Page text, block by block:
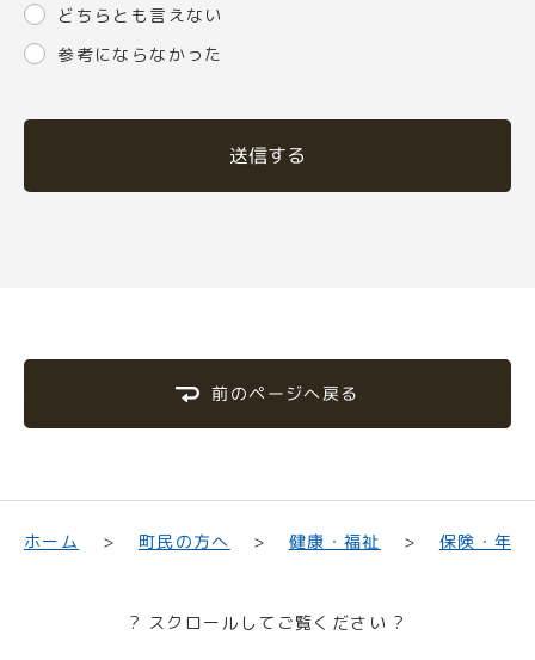
どちらとも言えない
参考にならなかった
送信する
前のページへ戻る
ホーム 町民の方へ 健康・福祉 保険・年
? スクロールしてご覧ください ?